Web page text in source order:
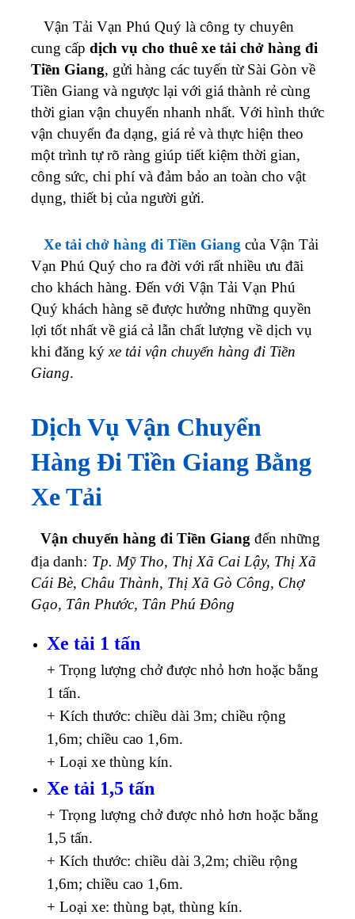
Vận Tải Vạn Phú Quý là công ty chuyên
cung cấp dịch vụ cho thuê xe tải chở hàng đi
Tiền Giang, gửi hàng các tuyến từ Sài Gòn về
Tiền Giang và ngược lại với giá thành rẻ cùng
thời gian vận chuyển nhanh nhất. Với hình thức
vận chuyển đa dạng, giá rẻ và thực hiện theo
một trình tự rõ ràng giúp tiết kiệm thời gian,
công sức, chi phí và đảm bảo an toàn cho vật
dụng, thiết bị của người gửi.
Xe tải chở hàng đi Tiền Giang của Vận Tải
Vạn Phú Quý cho ra đời với rất nhiều ưu đãi
cho khách hàng. Đến với Vận Tải Vạn Phú
Quý khách hàng sẽ được hưởng những quyền
lợi tốt nhất về giá cả lẫn chất lượng về dịch vụ
khi đăng ký xe tải vận chuyển hàng đi Tiền
Giang.
Dịch Vụ Vận Chuyển
Hàng Đi Tiền Giang Bằng
Xe Tải
Vận chuyển hàng đi Tiền Giang đến những
địa danh: Tp. Mỹ Tho, Thị Xã Cai Lậy, Thị Xã
Cái Bè, Châu Thành, Thị Xã Gò Công, Chợ
Gạo, Tân Phước, Tân Phú Đông
Xe tải 1 tấn
+ Trọng lượng chở được nhỏ hơn hoặc bằng
1 tấn.
+ Kích thước: chiều dài 3m; chiều rộng
1,6m; chiều cao 1,6m.
+ Loại xe thùng kín.
Xe tải 1,5 tấn
+ Trọng lượng chở được nhỏ hơn hoặc bằng
1,5 tấn.
+ Kích thước: chiều dài 3,2m; chiều rộng
1,6m; chiều cao 1,6m.
+ Loại xe: thùng bạt, thùng kín.